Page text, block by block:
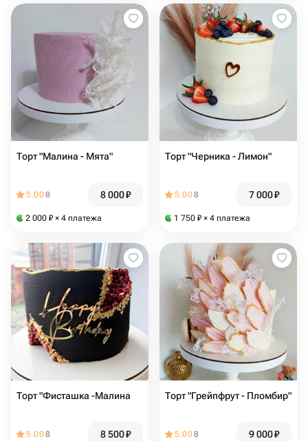
Торт "Малина - Мята"
5.008 8 000₽
2 000 ₽ × 4 платежа
Торт "Черника - Лимон"
5.008 7 000₽
1 750 ₽ × 4 платежа
Торт "Фисташка -Малина
5.008 8 500₽
Торт "Грейпфрут - Пломбир"
5.008 9 000₽